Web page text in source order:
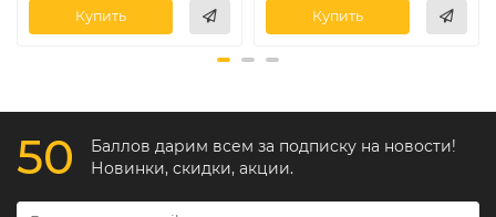
Купить Купить
50
Баллов дарим всем за подписку на новости!
Новинки, скидки, акции.